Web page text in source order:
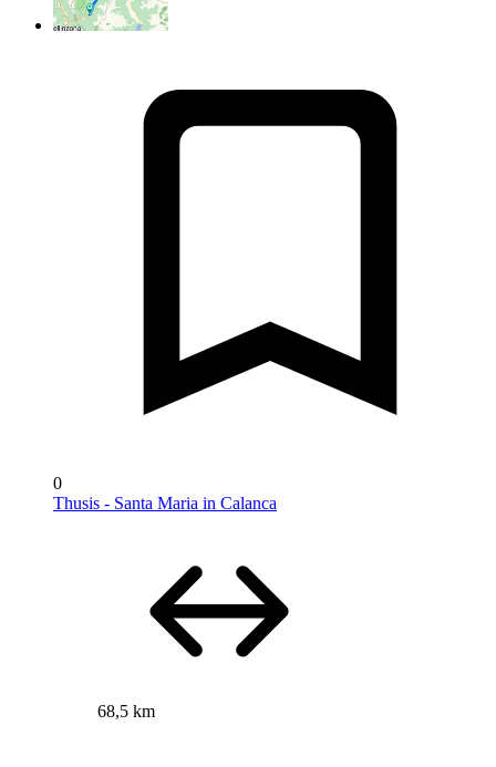
0
Thusis - Santa Maria in Calanca
68,5 km